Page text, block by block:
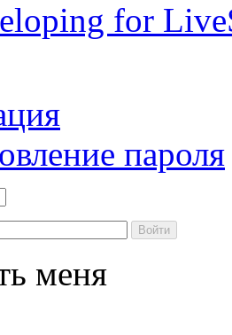
for
пароля
Войти
меня